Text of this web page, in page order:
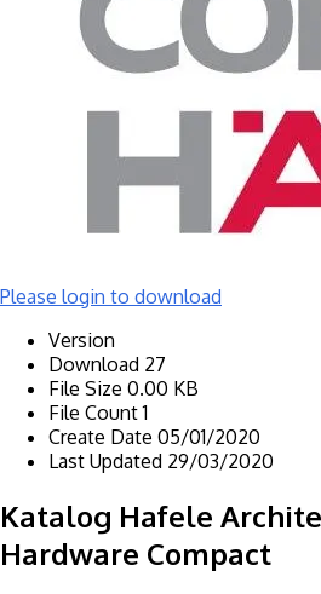
Please login to download
Version
Download 27
File Size 0.00 KB
File Count1
Create Date 05/01/2020
Last Updated 29/03/2020
Katalog Hafele
Hardware Compact